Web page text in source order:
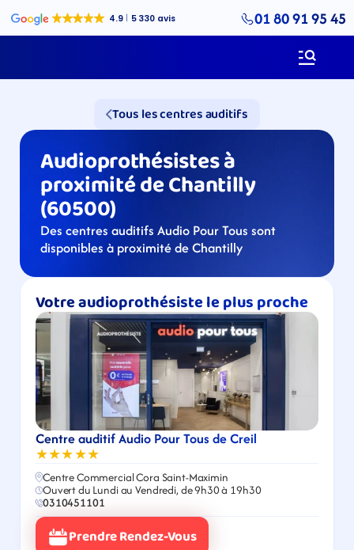
01 80 91 95 45
Tous les centres auditifs
Audioprothésistes à
proximité de Chantilly
(60500)
Des centres auditifs Audio Pour Tous sont
disponibles à proximité de Chantilly
Votre audioprothésiste le plus proche
Centre auditif Audio Pour Tous de Creil
★★★★★
Centre Commercial Cora Saint-Maximin
Ouvert du Lundi au Vendredi, de 9h30 à 19h30
0310451101
Prendre Rendez-Vous